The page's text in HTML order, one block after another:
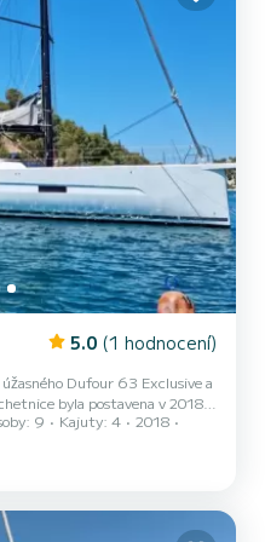
5.0 (1 hodnocení)
Dufour 63 Exclusive a
byla postavena v 2018,
má 4 kajuty s
S celkovou délkou
nejlepším přítelem při
Re...
9 Kajuty: 4
2018